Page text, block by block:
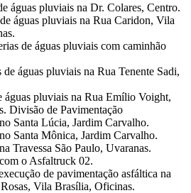
águas pluviais na Dr. Colares, Centro.
águas pluviais na Rua Caridon, Vila
de águas pluviais com caminhão
águas pluviais na Rua Tenente Sadi,
águas pluviais na Rua Emílio Voight,
Divisão de Pavimentação
Santa Lúcia, Jardim Carvalho.
Santa Mônica, Jardim Carvalho.
Travessa São Paulo, Uvaranas.
o Asfaltruck 02.
de pavimentação asfáltica na
Vila Brasília, Oficinas.